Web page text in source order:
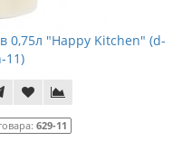
0,75л "Happy Kitchen" (d-
11)
629-11